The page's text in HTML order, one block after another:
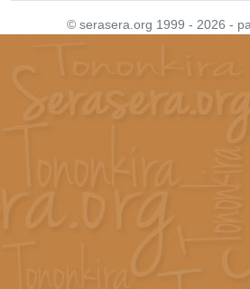
© serasera.org 1999 - 2026 -